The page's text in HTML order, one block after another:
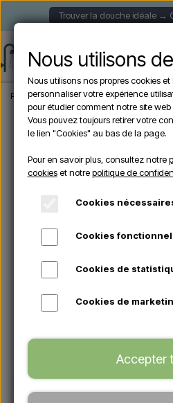
Trouver la douche idéale →
Page d'accueil Douche de Jardin
Nous utilisons
Nous utilisons nos propres cookies
personnaliser votre expérience
pour étudier comment notre site web
Vous pouvez toujours retirer votre
le lien "Cookies" au bas de la page.
Pour en savoir plus, consultez notre
cookieset notrepolitique de
Cookies
Cookies
Cookies de
Cookies de
Accepter